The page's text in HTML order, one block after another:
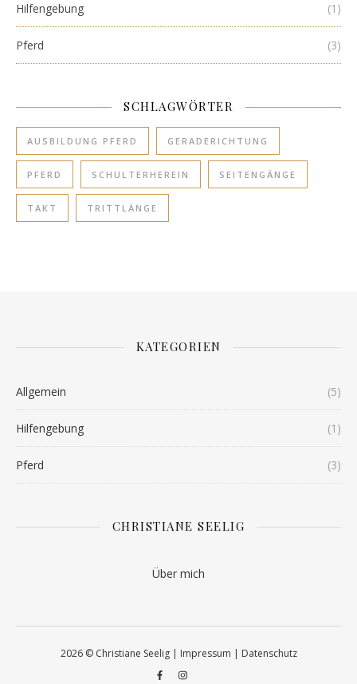
Hilfengebung (1)
Pferd (3)
SCHLAGWÖRTER
AUSBILDUNG PFERD GERADERICHTUNG
PFERD SCHULTERHEREIN SEITENGÄNGE
TAKT TRITTLÄNGE
KATEGORIEN
Allgemein (5)
Hilfengebung (1)
Pferd (3)
CHRISTIANE SEELIG
Über mich
2026 © Christiane Seelig | Impressum | Datenschutz